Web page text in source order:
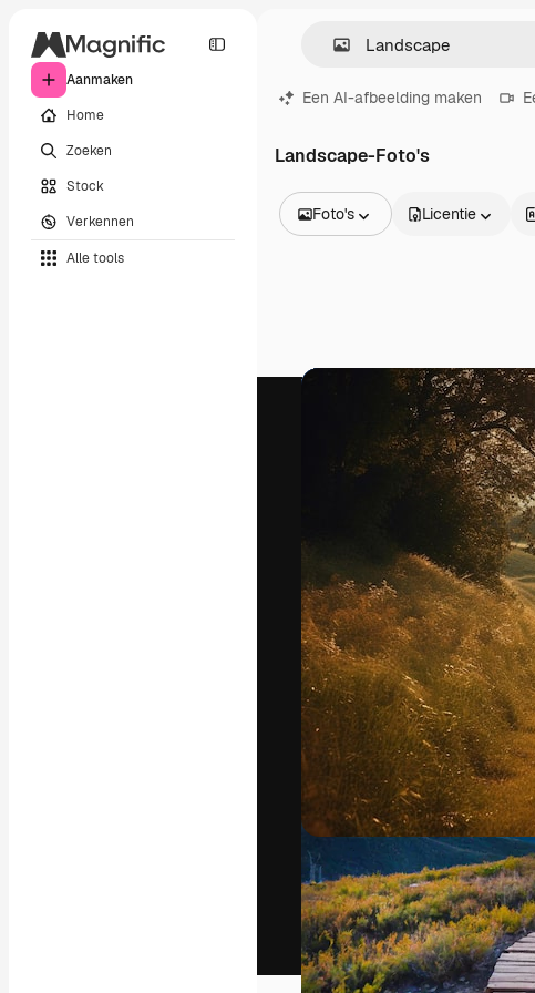
Aanmaken
Home
Zoeken
Stock
Verkennen
Alle tools
Een AI-afbeelding maken
Landscape-Foto's
Foto's
Video's
Dynamische afbeeldingen
Videosjablonen
3D-modellen
Licentie
Het creatieve
creëren. Meer dan 1
onder
bureaus en studio's.
Nederlands
Copyright © 2010-2026